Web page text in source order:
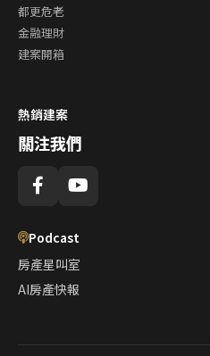
都更危老
金融理財
建案開箱
熱銷建案
關注我們
Podcast
房產星叫室
AI房產快報